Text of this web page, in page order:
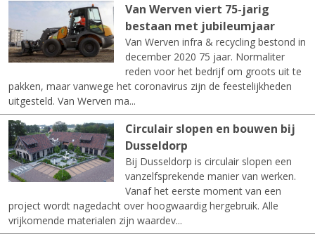
Van Werven viert 75-jarig
bestaan met jubileumjaar
Van Werven infra & recycling bestond in
december 2020 75 jaar. Normaliter
reden voor het bedrijf om groots uit te
pakken, maar vanwege het coronavirus zijn de feestelijkheden
uitgesteld. Van Werven ma...
Circulair slopen en bouwen bij
Dusseldorp
Bij Dusseldorp is circulair slopen een
vanzelfsprekende manier van werken.
Vanaf het eerste moment van een
project wordt nagedacht over hoogwaardig hergebruik. Alle
vrijkomende materialen zijn waardev...